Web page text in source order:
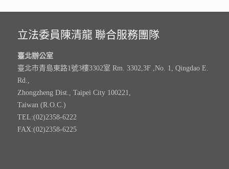
立法委員陳清龍 聯合服務團隊
臺北辦公室
臺北市青島東路1號3樓3302室 Rm. 3302,3F ,No. 1, Qingdao E.
Rd.,
Zhongzheng Dist., Taipei City 100221,
Taiwan (R.O.C.)
TEL:(02)2358-6222
FAX:(02)2358-6225